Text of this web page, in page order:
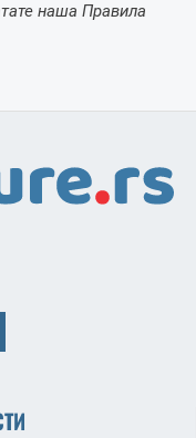
наша Правила